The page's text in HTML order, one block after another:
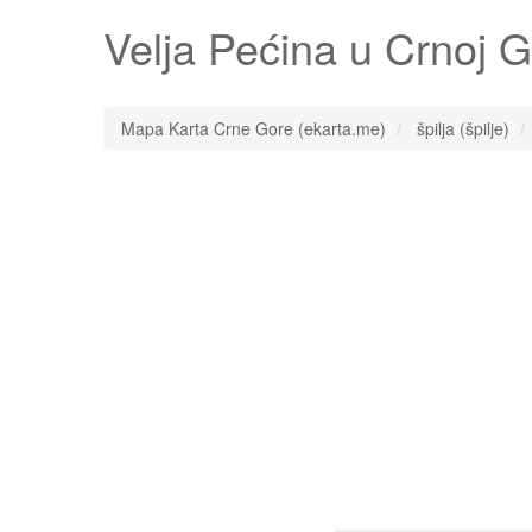
Velja Pećina u Crnoj
Mapa Karta Crne Gore (ekarta.me) špilja (špilje)